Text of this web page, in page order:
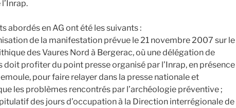
abordés en AG ont été les suivants :
de la manifestation prévue le 21 novembre 2007 sur le
des Vaures Nord à Bergerac, où une délégation de
doit profiter du point presse organisé par l’Inrap, en présence
pour faire relayer dans la presse nationale et
les problèmes rencontrés par l’archéologie préventive ;
des jours d’occupation à la Direction interrégionale de